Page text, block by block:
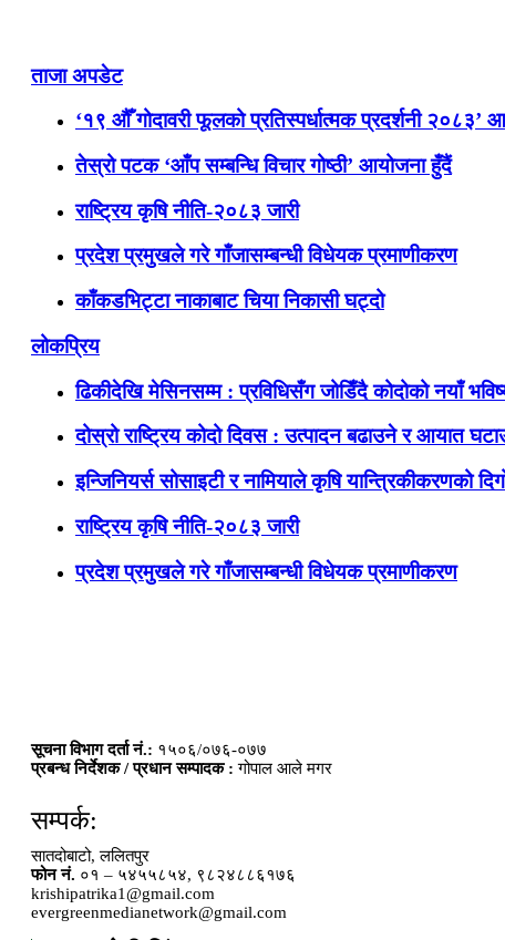
ताजा अपडेट
‘१९ औँ गोदावरी फूलको प्रतिस्पर्धात्मक प्रदर्शनी
तेस्रो पटक ‘आँप सम्बन्धि विचार गोष्ठी’ आयोजना हुँदैं
राष्ट्रिय कृषि नीति-२०८३ जारी
प्रदेश प्रमुखले गरे गाँजासम्बन्धी विधेयक प्रमाणीकरण
काँकडभिट्टा नाकाबाट चिया निकासी घट्दो
लोकप्रिय
ढिकीदेखि मेसिनसम्म : प्रविधिसँग जोडिँदै कोदोको नयाँ
दोस्रो राष्ट्रिय कोदो दिवस : उत्पादन बढाउने र आयात
इन्जिनियर्स सोसाइटी र नामियाले कृषि यान्त्रिकीकरणको
राष्ट्रिय कृषि नीति-२०८३ जारी
प्रदेश प्रमुखले गरे गाँजासम्बन्धी विधेयक प्रमाणीकरण
सूचना विभाग दर्ता नं.: १५०६/०७६-०७७
प्रबन्ध निर्देशक / प्रधान सम्पादक : गोपाल आले मगर
सम्पर्क:
सातदोबाटो, ललितपुर
फोन नं. ०१ – ५४५५८५४, ९८२४८८६१७६
krishipatrika1@gmail.com
evergreenmedianetwork@gmail.com